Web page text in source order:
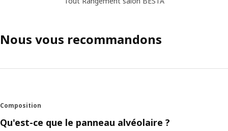
Nous vous recommandons
Composition
Qu'est-ce que le panneau alvéolaire ?